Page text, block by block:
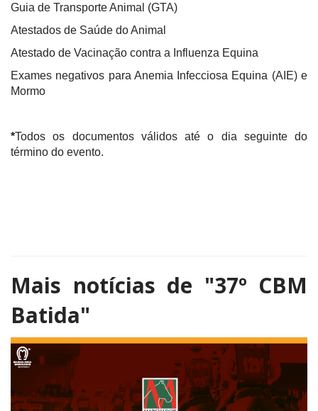
Guia de Transporte Animal (GTA)
Atestados de Saúde do Animal
Atestado de Vacinação contra a Influenza Equina
Exames negativos para Anemia Infecciosa Equina (AIE) e
Mormo
*Todos os documentos válidos até o dia seguinte do
término do evento.
Mais notícias de "37º CBM
Batida"